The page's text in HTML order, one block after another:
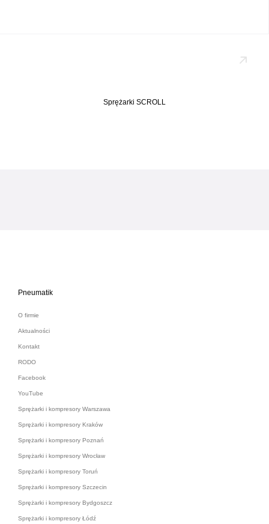
Sprężarki SCROLL
Pneumatik
O firmie
Aktualności
Kontakt
RODO
Facebook
YouTube
Sprężarki i kompresory Warszawa
Sprężarki i kompresory Kraków
Sprężarki i kompresory Poznań
Sprężarki i kompresory Wrocław
Sprężarki i kompresory Toruń
Sprężarki i kompresory Szczecin
Sprężarki i kompresory Bydgoszcz
Sprężarki i kompresory Łódź